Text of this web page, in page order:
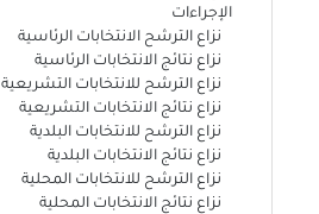
الإجراءات
نزاع الترشح الانتخابات الرئاسية
نزاع نتائج الانتخابات الرئاسية
نزاع الترشح للانتخابات التشريعية
نزاع نتائج الانتخابات التشريعية
نزاع الترشح للانتخابات البلدية
نزاع نتائج الانتخابات البلدية
نزاع الترشح للانتخابات المحلية
نزاع نتائج الانتخابات المحلية